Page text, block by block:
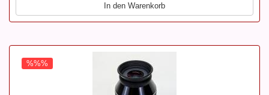
In den Warenkorb
%%%